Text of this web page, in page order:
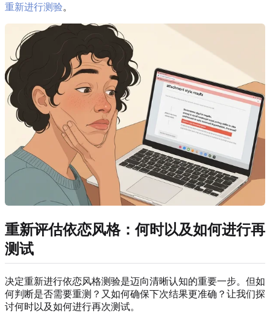
重新进行测验。
重新评估依恋风格：何时以及如何进行再
测试
决定重新进行依恋风格测验是迈向清晰认知的重要一步。但如
何判断是否需要重测？又如何确保下次结果更准确？让我们探
讨何时以及如何进行再次测试。